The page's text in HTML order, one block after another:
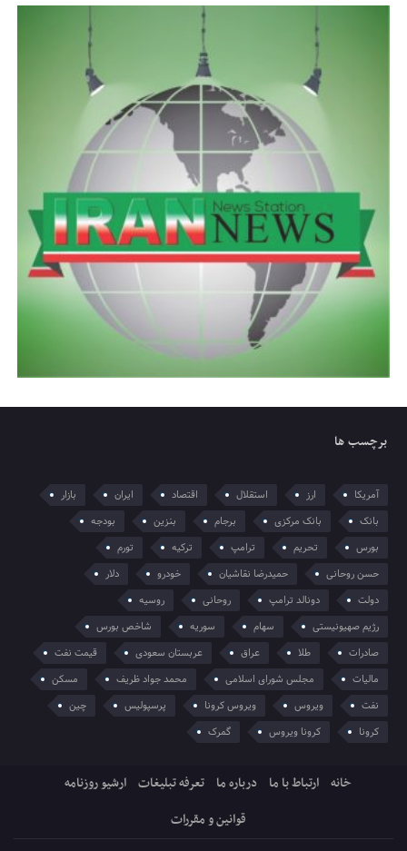
برچسب ها
آمریکا ارز استقلال اقتصاد ایران
بازار
بانک
بانک مرکزی برجام بنزین
بودجه
بورس
تحریم ترامپ ترکیه
تورم
حسن روحانی
حمیدرضا نقاشیان خودرو
دلار
دولت
دونالد ترامپ روحانی
روسیه
رژیم صهیونیستی
سهام سوریه
شاخص بورس
صادرات
طلا عراق عربستان سعودی
قیمت نفت
مالیات
مجلس شورای اسلامی محمد جواد ظریف
مسکن
نفت
ویروس ویروس کرونا پرسپولیس
چین
کرونا
کرونا ویروس گمرک
خانه ارتباط با ما درباره ما تعرفه تبلیغات ارشیو روزنامه
قوانین و مقررات